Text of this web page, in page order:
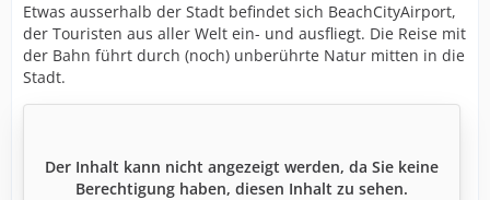
Etwas ausserhalb der Stadt befindet sich BeachCityAirport,
der Touristen aus aller Welt ein- und ausfliegt. Die Reise mit
der Bahn führt durch (noch) unberührte Natur mitten in die
Stadt.
Der Inhalt kann nicht angezeigt werden, da Sie keine
Berechtigung haben, diesen Inhalt zu sehen.